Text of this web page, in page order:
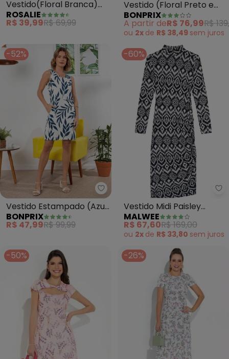
Vestido(Floral Branca)
Manga Ampla
ROSALIE
R$ 39,99R$ 69,99
Vestido (Floral Preto e
Branco) em Malha Fria
BONPRIX
A partir deR$ 76,99R$
ou 2x de R$ 38,49 sem juros
-52%
bonprix - Vestido
Vestido Estampado (Azul
Marinho/Branco)
BONPRIX
R$ 47,99R$ 99,99
-60%
Vestido Midi Paisley
(Branco)
MALWEE
R$ 67,60R$ 169,00
ou 2x de R$ 33,80 sem juros
-50% -26%